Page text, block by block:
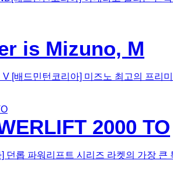
is Mizuno, M
[배드민턴코리아] 미즈노 최고의 프리
2000 TO
롭 파워리프트 시리즈 라켓의 가장